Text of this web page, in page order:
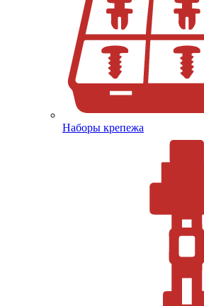
Наборы крепежа